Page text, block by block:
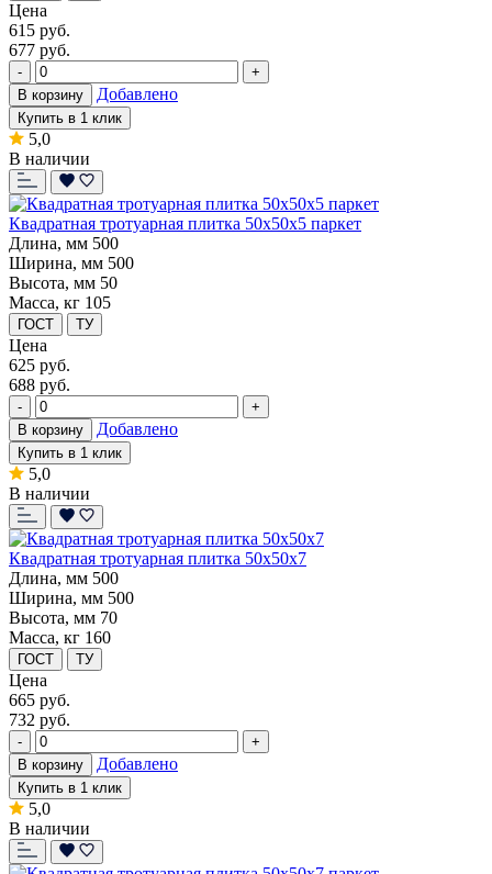
Цена
615 руб.
677 руб.
-
+
В корзину
Добавлено
Купить в 1 клик
5,0
В наличии
Квадратная тротуарная плитка 50х50х5 паркет
Длина, мм 500
Ширина, мм 500
Высота, мм 50
Масса, кг 105
ГОСТ ТУ
Цена
625 руб.
688 руб.
-
+
В корзину
Добавлено
Купить в 1 клик
5,0
В наличии
Квадратная тротуарная плитка 50х50х7
Длина, мм 500
Ширина, мм 500
Высота, мм 70
Масса, кг 160
ГОСТ ТУ
Цена
665 руб.
732 руб.
-
+
В корзину
Добавлено
Купить в 1 клик
5,0
В наличии